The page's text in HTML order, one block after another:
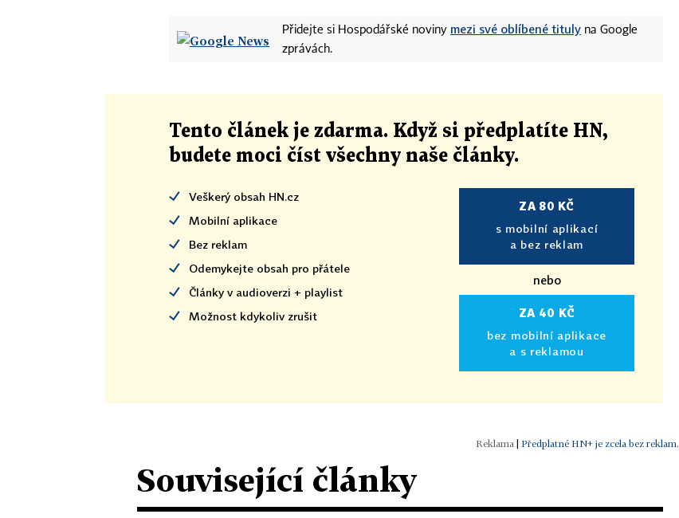
Přidejte si Hospodářské noviny mezi své oblíbené tituly na Google
zprávách.
Tento článek je zdarma. Když si předplatíte HN,
budete moci číst všechny naše články.
Veškerý obsah HN.cz
Mobilní aplikace
Bez reklam
Odemykejte obsah pro přátele
Články v audioverzi + playlist
Možnost kdykoliv zrušit
ZA 80 KČ
s mobilní aplikací
a bez reklam
nebo
ZA 40 KČ
bez mobilní aplikace
a s reklamou
| Předplatné HN+ je zcela bez reklam.
Související články